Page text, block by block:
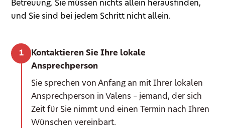
Betreuung. Sie müssen nichts allein herausfinden,
und Sie sind bei jedem Schritt nicht allein.
Kontaktieren Sie Ihre lokale
Ansprechperson
Sie sprechen von Anfang an mit Ihrer lokalen
Ansprechperson in Valens – jemand, der sich
Zeit für Sie nimmt und einen Termin nach Ihren
Wünschen vereinbart.